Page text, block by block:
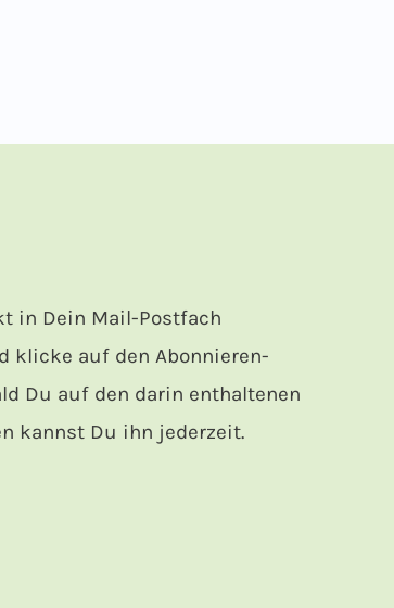
in Dein Mail-Postfach
klicke auf den Abonnieren-
Du auf den darin enthaltenen
kannst Du ihn jederzeit.